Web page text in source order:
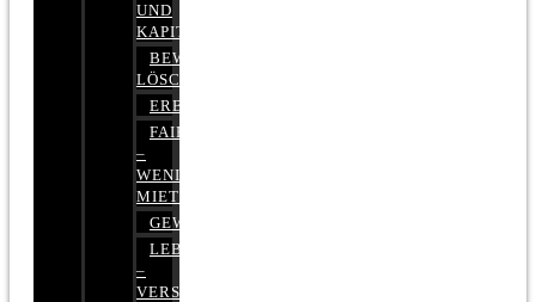
UND
KAPITALMARKTRECHT
BEWERTUNGEN
LÖSCHEN
ERBRECHT
FAIRMIETEN
–
WENIGER
MIETE
GEWERBERECHT
LEBENSVERSICHERUNG
–
VERSICHERUNGSRECHT